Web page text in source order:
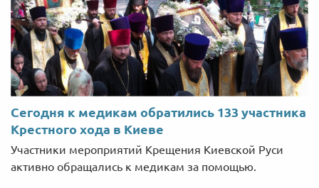
Сегодня к медикам обратились 133 участника
Крестного хода в Киеве
Участники мероприятий Крещения Киевской Руси
активно обращались к медикам за помощью.